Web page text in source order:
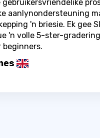
gebruikersvriendelike
aanlynondersteuning
'n briesie. Ek gee
'n volle 5-ster-
beginners.